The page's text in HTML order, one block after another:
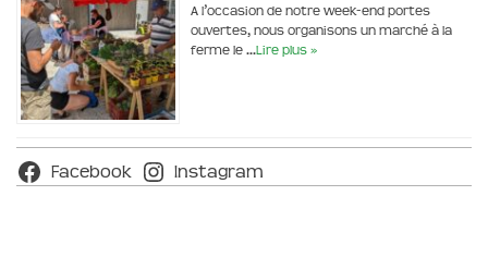
A l’occasion de notre week-end portes
ouvertes, nous organisons un marché à la
ferme le …Lire plus »
Facebook Instagram